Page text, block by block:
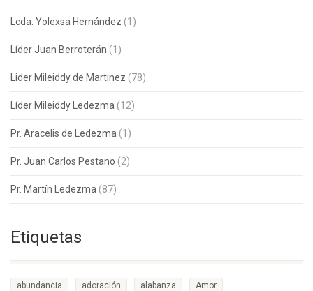
Lcda. Yolexsa Hernández (1)
Líder Juan Berroterán (1)
Lider Mileiddy de Martinez (78)
Líder Mileiddy Ledezma (12)
Pr. Aracelis de Ledezma (1)
Pr. Juan Carlos Pestano (2)
Pr. Martín Ledezma (87)
Etiquetas
abundancia adoración alabanza Amor